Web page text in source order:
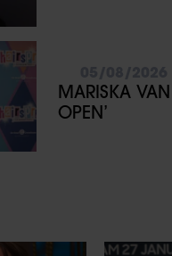
MARISKA
OPEN’